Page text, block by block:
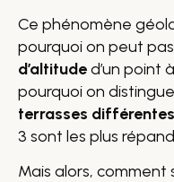
Ce phénomène
pourquoi on peut
d’altituded’un point
pourquoi on distingue
terrasses différentes
3 sont les plus
Mais alors, comment